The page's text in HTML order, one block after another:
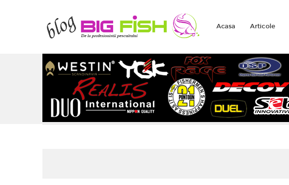
Acasa Articole